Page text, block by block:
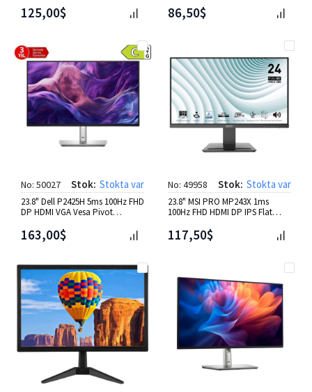
125,00$ 86,50$
No: 50027 Stok: Stokta var
23.8" Dell P2425H 5ms 100Hz FHD
DP HDMI VGA Vesa Pivot
163,00$
No: 49958 Stok: Stokta var
23.8" MSI PRO MP243X 1ms
100Hz FHD HDMI DP IPS Flat
117,50$